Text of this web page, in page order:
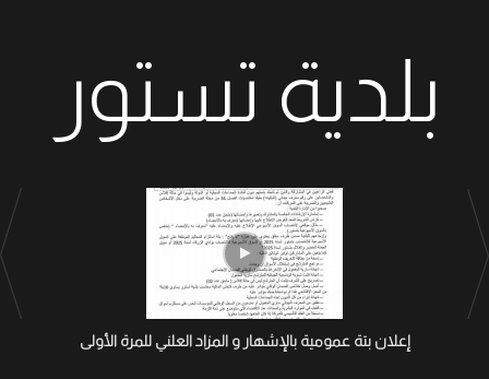
بلدية تستور
إعلان بتة عمومية بالإشهار و المزاد العلني للمرة الأولى